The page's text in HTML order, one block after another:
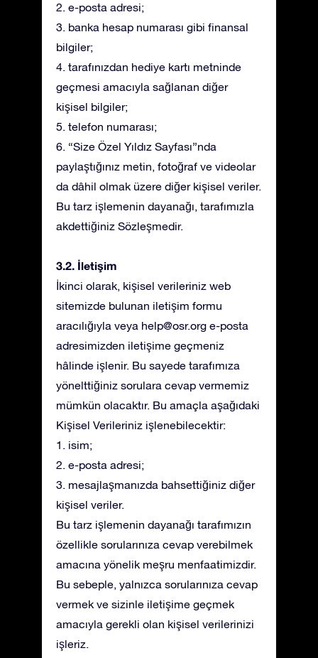
2. e-posta adresi;
3. banka hesap numarası gibi finansal
bilgiler;
4. tarafınızdan hediye kartı metninde
geçmesi amacıyla sağlanan diğer
kişisel bilgiler;
5. telefon numarası;
6. “Size Özel Yıldız Sayfası”nda
paylaştığınız metin, fotoğraf ve videolar
da dâhil olmak üzere diğer kişisel veriler.
Bu tarz işlemenin dayanağı, tarafımızla
akdettiğiniz Sözleşmedir.
3.2. İletişim
İkinci olarak, kişisel verileriniz web
sitemizde bulunan iletişim formu
aracılığıyla veya help@osr.org e-posta
adresimizden iletişime geçmeniz
hâlinde işlenir. Bu sayede tarafımıza
yönelttiğiniz sorulara cevap vermemiz
mümkün olacaktır. Bu amaçla aşağıdaki
Kişisel Verileriniz işlenebilecektir:
1. isim;
2. e-posta adresi;
3. mesajlaşmanızda bahsettiğiniz diğer
kişisel veriler.
Bu tarz işlemenin dayanağı tarafımızın
özellikle sorularınıza cevap verebilmek
amacına yönelik meşru menfaatimizdir.
Bu sebeple, yalnızca sorularınıza cevap
vermek ve sizinle iletişime geçmek
amacıyla gerekli olan kişisel verilerinizi
işleriz.